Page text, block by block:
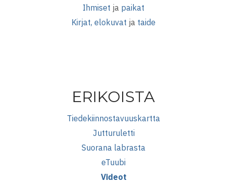
Ihmiset ja paikat
Kirjat, elokuvat ja taide
ERIKOISTA
Tiedekiinnostavuuskartta
Jutturuletti
Suorana labrasta
eTuubi
Videot